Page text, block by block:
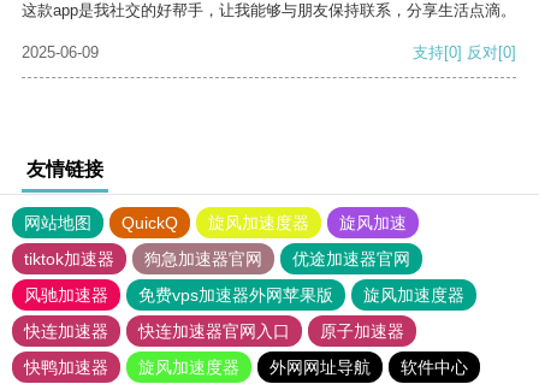
这款app是我社交的好帮手，让我能够与朋友保持联系，分享生活点滴。
2025-06-09 支持[0] 反对[0]
友情链接
网站地图 QuickQ 旋风加速度器
旋风加速
tiktok加速器
狗急加速器官网
优途加速器官网
风驰加速器
免费vps加速器外网苹果版
旋风加速度器
快连加速器
快连加速器官网入口
原子加速器
快鸭加速器
旋风加速度器 外网网址导航
软件中心